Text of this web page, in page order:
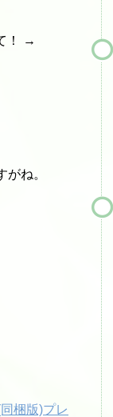
！ →
ね。
梱版)プレ